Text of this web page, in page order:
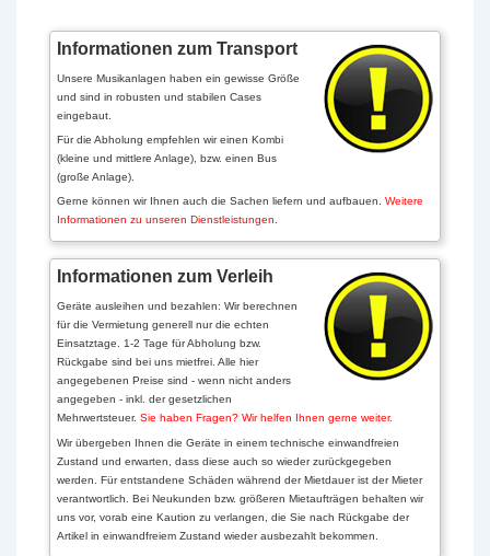
Informationen zum Transport
Unsere Musikanlagen haben ein gewisse Größe
und sind in robusten und stabilen Cases
eingebaut.
Für die Abholung empfehlen wir einen Kombi
(kleine und mittlere Anlage), bzw. einen Bus
(große Anlage).
Gerne können wir Ihnen auch die Sachen liefern und aufbauen. Weitere
Informationen zu unseren Dienstleistungen.
Informationen zum Verleih
Geräte ausleihen und bezahlen: Wir berechnen
für die Vermietung generell nur die echten
Einsatztage. 1-2 Tage für Abholung bzw.
Rückgabe sind bei uns mietfrei. Alle hier
angegebenen Preise sind - wenn nicht anders
angegeben - inkl. der gesetzlichen
Mehrwertsteuer. Sie haben Fragen? Wir helfen Ihnen gerne weiter.
Wir übergeben Ihnen die Geräte in einem technische einwandfreien
Zustand und erwarten, dass diese auch so wieder zurückgegeben
werden. Für entstandene Schäden während der Mietdauer ist der Mieter
verantwortlich. Bei Neukunden bzw. größeren Mietaufträgen behalten wir
uns vor, vorab eine Kaution zu verlangen, die Sie nach Rückgabe der
Artikel in einwandfreiem Zustand wieder ausbezahlt bekommen.